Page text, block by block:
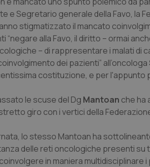
e Segretario generale della Favo, la
stigmatizzato il mancato
alla Favo, il diritto – ormai
– di rappresentare i malati di
dei pazienti” all’oncologa
costituzione, e per l'appunto
le scuse del Dg Mantoan che ha
giro con i vertici della
lo stesso Mantoan ha
delle reti oncologiche presenti
in maniera